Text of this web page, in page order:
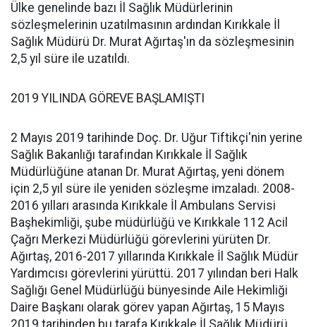
Ülke genelinde bazı İl Sağlık Müdürlerinin
sözleşmelerinin uzatılmasının ardından Kırıkkale İl
Sağlık Müdürü Dr. Murat Ağırtaş'ın da sözleşmesinin
2,5 yıl süre ile uzatıldı.
2019 YILINDA GÖREVE BAŞLAMIŞTI
2 Mayıs 2019 tarihinde Doç. Dr. Uğur Tiftikçi'nin yerine
Sağlık Bakanlığı tarafından Kırıkkale İl Sağlık
Müdürlüğüne atanan Dr. Murat Ağırtaş, yeni dönem
için 2,5 yıl süre ile yeniden sözleşme imzaladı. 2008-
2016 yılları arasında Kırıkkale İl Ambulans Servisi
Başhekimliği, şube müdürlüğü ve Kırıkkale 112 Acil
Çağrı Merkezi Müdürlüğü görevlerini yürüten Dr.
Ağırtaş, 2016-2017 yıllarında Kırıkkale İl Sağlık Müdür
Yardımcısı görevlerini yürüttü. 2017 yılından beri Halk
Sağlığı Genel Müdürlüğü bünyesinde Aile Hekimliği
Daire Başkanı olarak görev yapan Ağırtaş, 15 Mayıs
2019 tarihinden bu tarafa Kırıkkale İl Sağlık Müdürü